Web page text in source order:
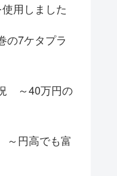
用しました
7ケタプラ
～40万円の
円高でも富